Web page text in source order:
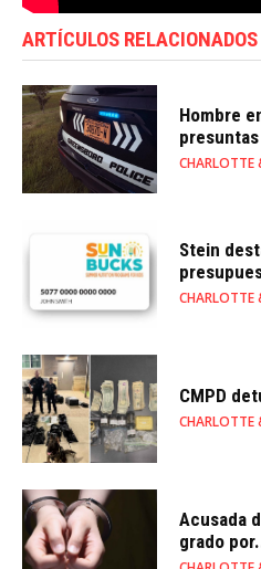
ARTÍCULOS RELACIONADOS
Hombre
CHARLOTTE
Stein
CHARLOTTE
CMPD
CHARLOTTE
Acusada
grado